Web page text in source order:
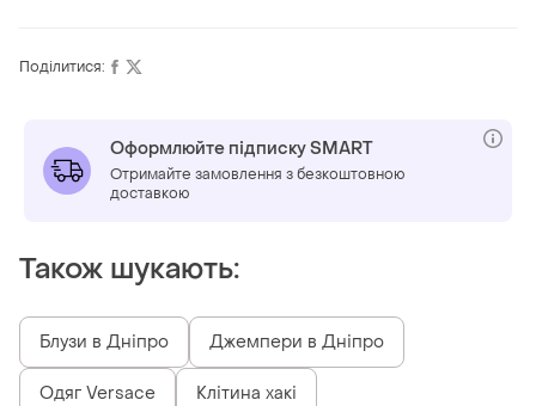
Поділитися:
Оформлюйте підписку SMART
Отримайте замовлення з безкоштовною
доставкою
Також шукають:
Блузи в Дніпро Джемпери в Дніпро
Одяг Versace Клітина хакі